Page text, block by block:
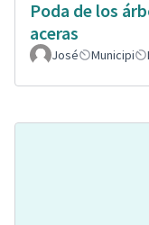
Poda de los
aceras
José Municipi